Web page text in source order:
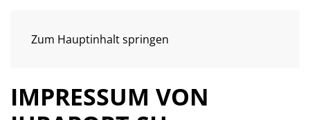
Zum Hauptinhalt springen
IMPRESSUM VON